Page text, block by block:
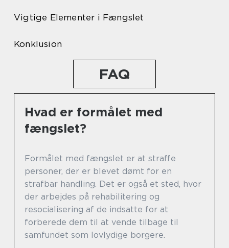
Vigtige Elementer i Fængslet
Konklusion
FAQ
Hvad er formålet med
fængslet?
Formålet med fængslet er at straffe
personer, der er blevet dømt for en
strafbar handling. Det er også et sted, hvor
der arbejdes på rehabilitering og
resocialisering af de indsatte for at
forberede dem til at vende tilbage til
samfundet som lovlydige borgere.